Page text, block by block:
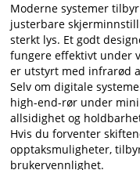
Moderne systemer
justerbare
sterkt lys. Et godt
fungere effektivt under
er utstyrt med infrarød
Selv om digitale
high-end-rør under
allsidighet og
Hvis du forventer
opptaksmuligheter,
brukervennlighet.